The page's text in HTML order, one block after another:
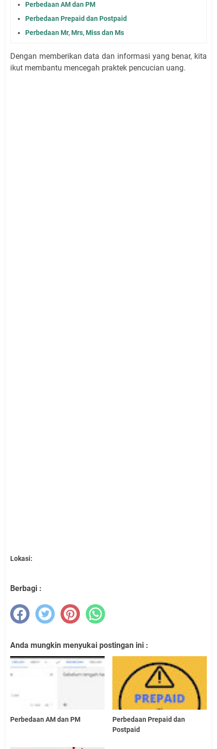
Perbedaan AM dan PM
Perbedaan Prepaid dan Postpaid
Perbedaan Mr, Mrs, Miss dan Ms
Dengan memberikan data dan informasi yang benar, kita
ikut membantu mencegah praktek pencucian uang.
Lokasi:
Berbagi :
Anda mungkin menyukai postingan ini :
Perbedaan AM dan PM
Perbedaan Prepaid dan
Postpaid